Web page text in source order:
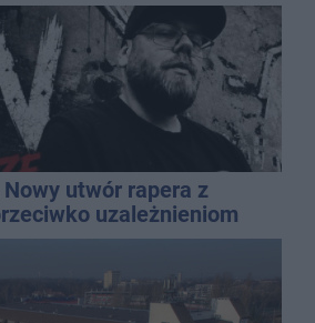
utwór rapera z
uzależnieniom